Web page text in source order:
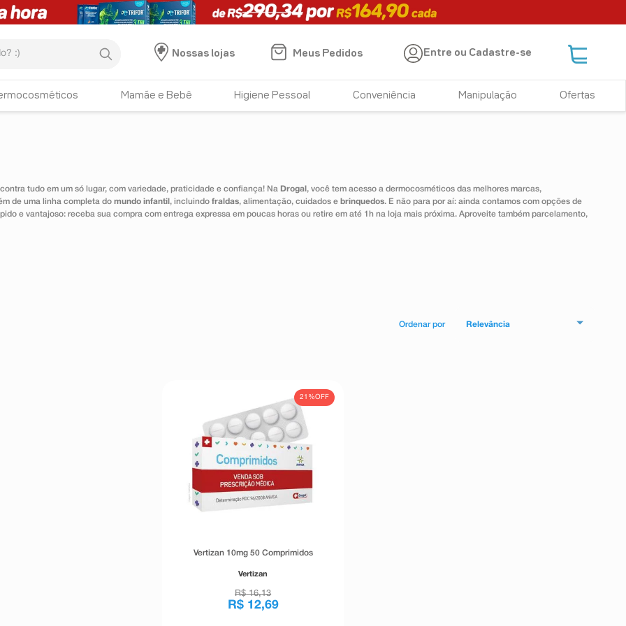
Nossas lojas
Meus Pedidos Entre ou Cadastre-se
Mamãe e Bebê Higiene Pessoal Conveniência Manipulação Ofertas
tudo em um só lugar, com variedade, praticidade e confiança! Na Drogal , você tem acesso a dermocosméticos das melhores marcas,
de uma linha completa do mundo infantil , incluindo fraldas, alimentação, cuidados e brinquedos. E não para por aí: ainda contamos com opções de
e vantajoso: receba sua compra com entrega expressa em poucas horas ou retire em até 1h na loja mais próxima. Aproveite também parcelamento,
Relevância
21%OFF
Vertizan 10mg 50 Comprimidos
Vertizan
R$ 16,13
R$ 12,69